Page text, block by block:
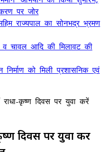
पर जोर
राज्यपाल का सोनभद्र भ्रमण
चावल आदि की मिलावट की
को मिली प्रशासनिक एवं
कृष्ण दिवस पर युवा करें
दिवस पर युवा करें